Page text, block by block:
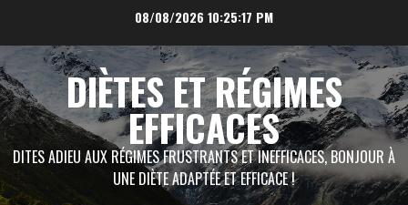
08/08/2026 10:25:18 PM
DIÈTES ET RÉGIMES
EFFICACES
DITES ADIEU AUX RÉGIMES FRUSTRANTS ET INEFFICACES, BONJOUR À
UNE DIÈTE ADAPTÉE ET EFFICACE !